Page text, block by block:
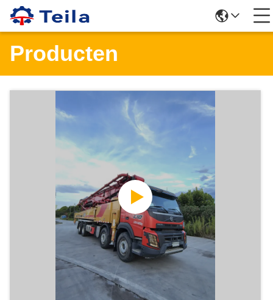
Producten